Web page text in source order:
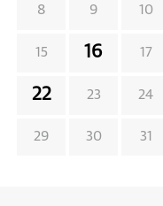
8 9 10
15 16 17
22 23 24
29 30 31